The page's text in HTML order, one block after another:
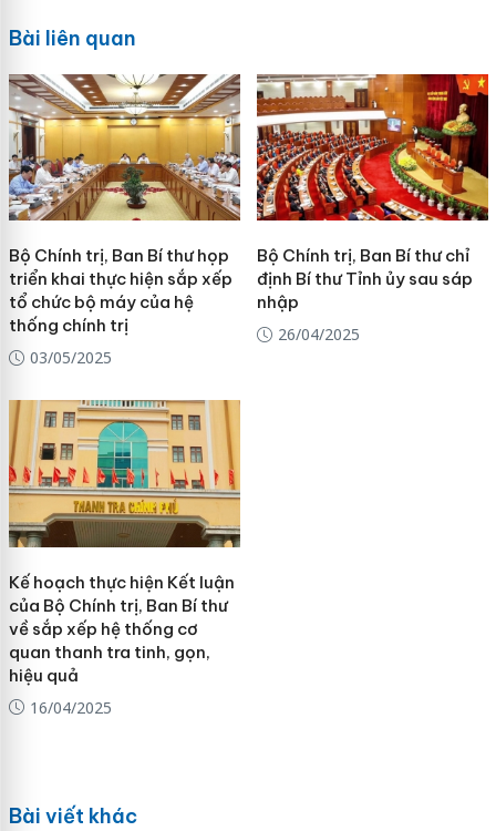
Bài liên quan
Bộ Chính trị, Ban Bí thư họp
triển khai thực hiện sắp xếp
tổ chức bộ máy của hệ
thống chính trị
03/05/2025
Bộ Chính trị, Ban Bí thư chỉ
định Bí thư Tỉnh ủy sau sáp
nhập
26/04/2025
Kế hoạch thực hiện Kết luận
của Bộ Chính trị, Ban Bí thư
về sắp xếp hệ thống cơ
quan thanh tra tinh, gọn,
hiệu quả
16/04/2025
Bài viết khác